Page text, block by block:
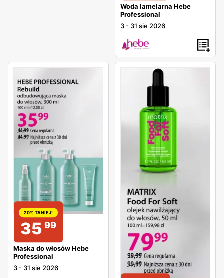
Woda lamelarna Hebe
Professional
3 - 31 sie 2026
20% TANIEJ!
35 99
Maska do włosów Hebe
Professional
3 - 31 sie 2026